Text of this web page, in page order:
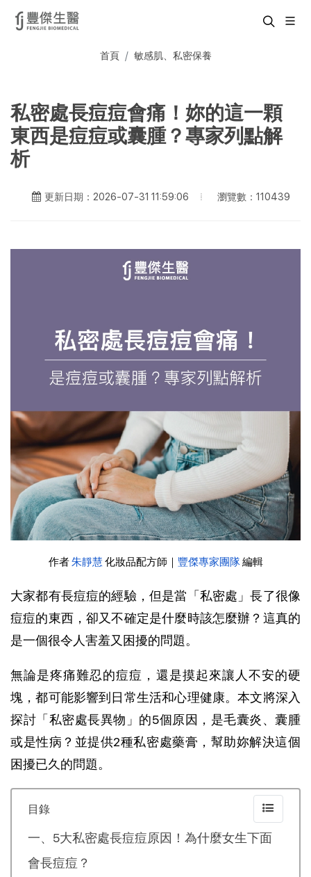
首頁 敏感肌、私密保養
私密處長痘痘會痛！妳的這一顆
東西是痘痘或囊腫？專家列點解
析
更新日期：2026-07-31 11:59:06 瀏覽數：110439
作者 朱靜慧化妝品配方師｜ 豐傑專家團隊 編輯
大家都有長痘痘的經驗，但是當「私密處」長了很像
痘痘的東西，卻又不確定是什麼時該怎麼辦？這真的
是一個很令人害羞又困擾的問題。
無論是疼痛難忍的痘痘，還是摸起來讓人不安的硬
塊，都可能影響到日常生活和心理健康。本文將深入
探討「私密處長異物」的5個原因，是毛囊炎、囊腫
或是性病？並提供2種私密處藥膏，幫助妳解決這個
困擾已久的問題。
目錄
一、5大私密處長痘痘原因！為什麼女生下面
會長痘痘？